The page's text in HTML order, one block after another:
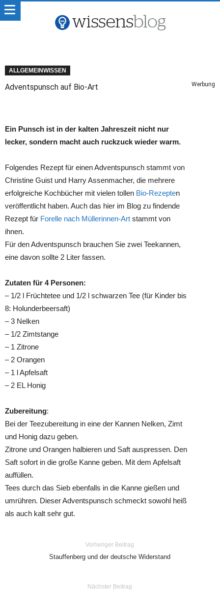
ALLGEMEINWISSEN
Adventspunsch auf Bio-Art Werbung
Ein Punsch ist in der kalten Jahreszeit nicht nur
lecker, sondern macht auch ruckzuck wieder warm.
Folgendes Rezept für einen Adventspunsch stammt von
Christine Guist und Harry Assenmacher, die mehrere
erfolgreiche Kochbücher mit vielen tollen Bio-Rezepten
veröffentlicht haben. Auch das hier im Blog zu findende
Rezept für Forelle nach Müllerinnen-Art stammt von
ihnen.
Für den Adventspunsch brauchen Sie zwei Teekannen,
eine davon sollte 2 Liter fassen.
Zutaten für 4 Personen:
– 1/2 l Früchtetee und 1/2 l schwarzen Tee (für Kinder bis
8: Holunderbeersaft)
– 3 Nelken
– 1/2 Zimtstange
– 1 Zitrone
– 2 Orangen
– 1 l Apfelsaft
– 2 EL Honig
Zubereitung:
Bei der Teezubereitung in eine der Kannen Nelken, Zimt
und Honig dazu geben.
Zitrone und Orangen halbieren und Saft auspressen. Den
Saft sofort in die große Kanne geben. Mit dem Apfelsaft
auffüllen.
Tees durch das Sieb ebenfalls in die Kanne gießen und
umrühren. Dieser Adventspunsch schmeckt sowohl heiß
als auch kalt sehr gut.
Vorheriger Beitrag
Stauffenberg und der deutsche Widerstand
Nächster Beitrag